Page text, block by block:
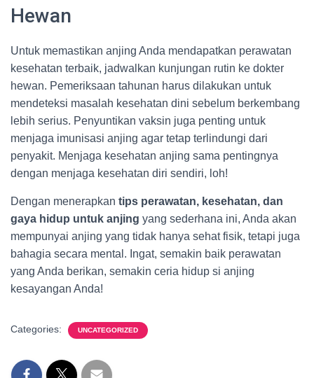
Hewan
Untuk memastikan anjing Anda mendapatkan perawatan
kesehatan terbaik, jadwalkan kunjungan rutin ke dokter
hewan. Pemeriksaan tahunan harus dilakukan untuk
mendeteksi masalah kesehatan dini sebelum berkembang
lebih serius. Penyuntikan vaksin juga penting untuk
menjaga imunisasi anjing agar tetap terlindungi dari
penyakit. Menjaga kesehatan anjing sama pentingnya
dengan menjaga kesehatan diri sendiri, loh!
Dengan menerapkan tips perawatan, kesehatan, dan
gaya hidup untuk anjing yang sederhana ini, Anda akan
mempunyai anjing yang tidak hanya sehat fisik, tetapi juga
bahagia secara mental. Ingat, semakin baik perawatan
yang Anda berikan, semakin ceria hidup si anjing
kesayangan Anda!
Categories: UNCATEGORIZED